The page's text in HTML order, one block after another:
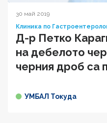
30 май 2019
Клиника по
Д-р Петко
на дебелото
черния дроб са
УМБАЛ Токуда